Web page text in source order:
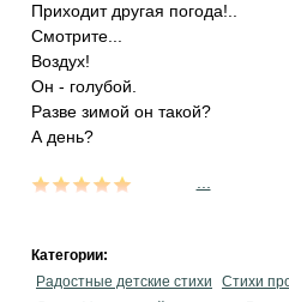
Приходит другая погода!..
Смотрите...
Воздух!
Он - голубой.
Разве зимой он такой?
А день?
Категории:
Радостные детские стихи
Стихи